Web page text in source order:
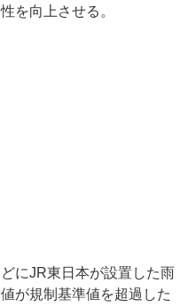
を向上させる。
にJR東日本が設置した雨
が規制基準値を超過した